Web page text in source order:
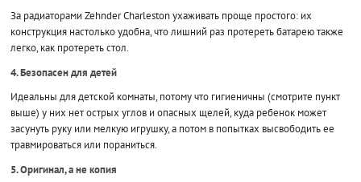
За радиаторами Zehnder Charleston ухаживать проще простого: их
конструкция настолько удобна, что лишний раз протереть батарею также
легко, как протереть стол.
4. Безопасен для детей
Идеальны для детской комнаты, потому что гигиеничны (смотрите пункт
выше) у них нет острых углов и опасных щелей, куда ребенок может
засунуть руку или мелкую игрушку, а потом в попытках высвободить ее
травмироваться или пораниться.
5. Оригинал, а не копия